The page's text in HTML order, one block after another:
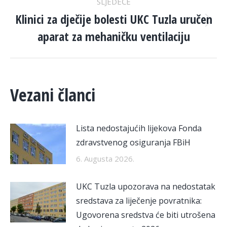
Next
post:
Klinici za dječije bolesti UKC Tuzla uručen
aparat za mehaničku ventilaciju
Vezani članci
Lista nedostajućih lijekova Fonda
zdravstvenog osiguranja FBiH
6. Augusta 2026.
UKC Tuzla upozorava na nedostatak
sredstava za liječenje povratnika:
Ugovorena sredstva će biti utrošena